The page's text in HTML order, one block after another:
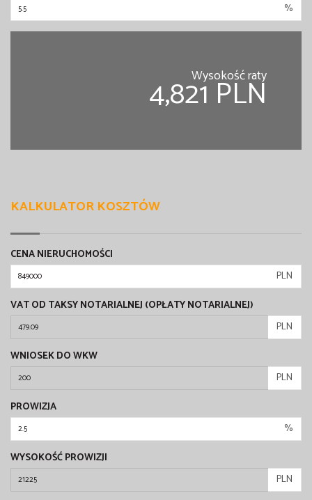
%
Wysokość raty
4,821 PLN
KALKULATOR KOSZTÓW
CENA NIERUCHOMOŚCI
PLN
VAT OD TAKSY NOTARIALNEJ (OPŁATY NOTARIALNEJ)
PLN
WNIOSEK DO WKW
PLN
PROWIZJA
%
WYSOKOŚĆ PROWIZJI
PLN